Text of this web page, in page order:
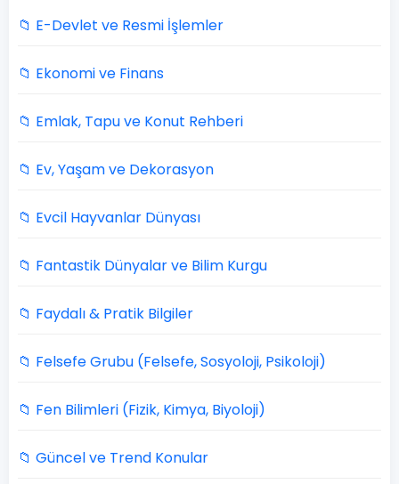
📁 E-Devlet ve Resmi İşlemler
📁 Ekonomi ve Finans
📁 Emlak, Tapu ve Konut Rehberi
📁 Ev, Yaşam ve Dekorasyon
📁 Evcil Hayvanlar Dünyası
📁 Fantastik Dünyalar ve Bilim Kurgu
📁 Faydalı & Pratik Bilgiler
📁 Felsefe Grubu (Felsefe, Sosyoloji, Psikoloji)
📁 Fen Bilimleri (Fizik, Kimya, Biyoloji)
📁 Güncel ve Trend Konular